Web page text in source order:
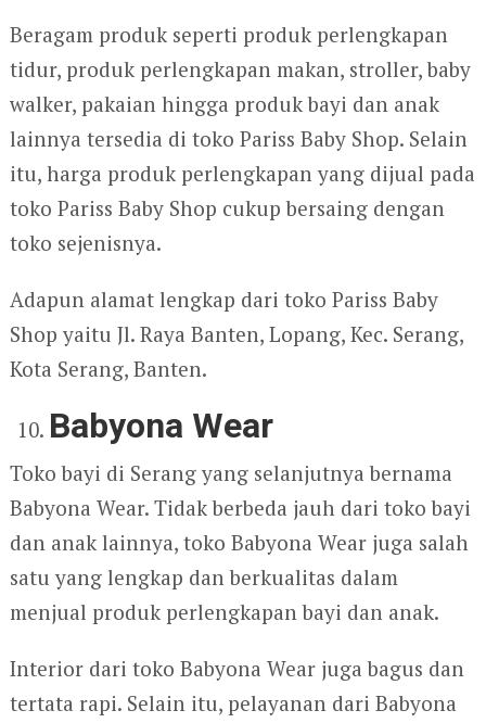
Beragam produk seperti produk perlengkapan
tidur, produk perlengkapan makan, stroller, baby
walker, pakaian hingga produk bayi dan anak
lainnya tersedia di toko Pariss Baby Shop. Selain
itu, harga produk perlengkapan yang dijual pada
toko Pariss Baby Shop cukup bersaing dengan
toko sejenisnya.
Adapun alamat lengkap dari toko Pariss Baby
Shop yaitu Jl. Raya Banten, Lopang, Kec. Serang,
Kota Serang, Banten.
Babyona Wear
Toko bayi di Serang yang selanjutnya bernama
Babyona Wear. Tidak berbeda jauh dari toko bayi
dan anak lainnya, toko Babyona Wear juga salah
satu yang lengkap dan berkualitas dalam
menjual produk perlengkapan bayi dan anak.
Interior dari toko Babyona Wear juga bagus dan
tertata rapi. Selain itu, pelayanan dari Babyona